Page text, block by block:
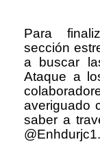
Para
sección
a buscar
Ataque a
averiguado
saber a
@Enhdurjc1.